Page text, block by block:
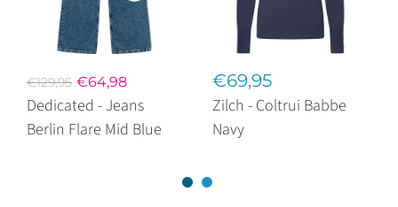
€129,95 €64,98
Dedicated - Jeans
Berlin Flare Mid Blue
€69,95
Zilch - Coltrui Babbe
Navy